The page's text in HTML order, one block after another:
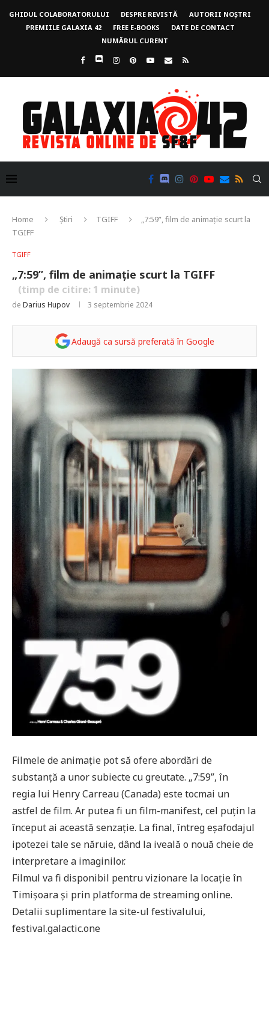
GHIDUL COLABORATORULUI DESPRE REVISTĂ
AUTORII NOȘTRI
PREMIILE GALAXIA 42
FREE E-BOOKS
DATE DE CONTACT
NUMĂRUL CURENT
Home Știri TGIFF
„7:59”, film de animație scurt la
TGIFF
TGIFF
„7:59”, film de animație scurt la TGIFF
(timp de citire: 1 minute)
de Darius Hupov 3 septembrie 2024
Adaugă ca sursă preferată în Google
Filmele de animație pot să ofere abordări de
substanță a unor subiecte cu greutate. „7:59”, în
regia lui Henry Carreau (Canada) este tocmai un
astfel de film. Ar putea fi un film-manifest, cel puțin la
început ai această senzație. La final, întreg eșafodajul
ipotezei tale se năruie, dând la iveală o nouă cheie de
interpretare a imaginilor.
Filmul va fi disponibil pentru vizionare la locație în
Timișoara și prin platforma de streaming online.
Detalii suplimentare la site-ul festivalului,
festival.galactic.one